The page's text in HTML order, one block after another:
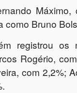
como Bruno
registrou
Rogério,
com 2,2%;